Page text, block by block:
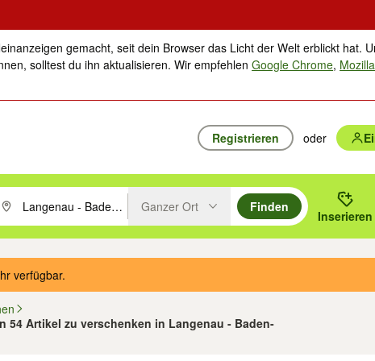
gemacht, seit dein Browser das Licht der Welt erblickt hat.
solltest du ihn aktualisieren. Wir empfehlenGoogle Chrome,
Registrieren oder
mit den Pfeiltasten nach oben/unten durchsuchen und mit
PLZ oder Ort eingeben. Eingabetaste drücken um zu suchen, oder
Ganzer Ort
Finden
Inserieren
verfügbar.
54 Artikel zu verschenken in Langenau - Baden-